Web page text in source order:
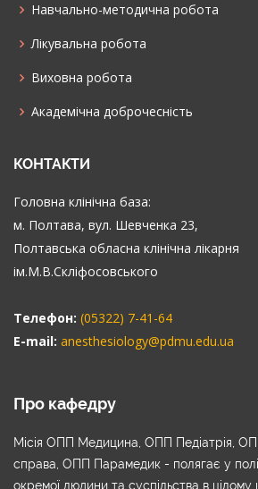
Навчально-методична робота
Лікувальна робота
Виховна робота
Академічна доброчесність
КОНТАКТИ
Головна клінічна база:
м. Полтава, вул. Шевченка 23,
Полтавська обласна клінічна лікарня
ім.М.В.Скліфосовського
Телефон: (05322) 7-41-64
E-mail: anesthesiology@pdmu.edu.ua
Про кафедру
Місія ОПП Медицина, ОПП Педіатрія,
справа, ОПП Парамедик - полягає у
окремої людини та суспільства в цілому